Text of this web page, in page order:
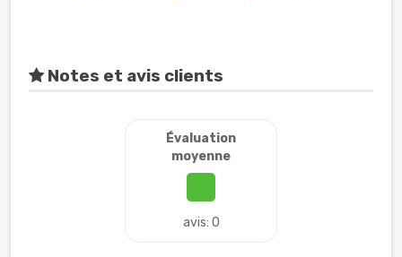
Notes et avis clients
Évaluation
moyenne
avis: 0